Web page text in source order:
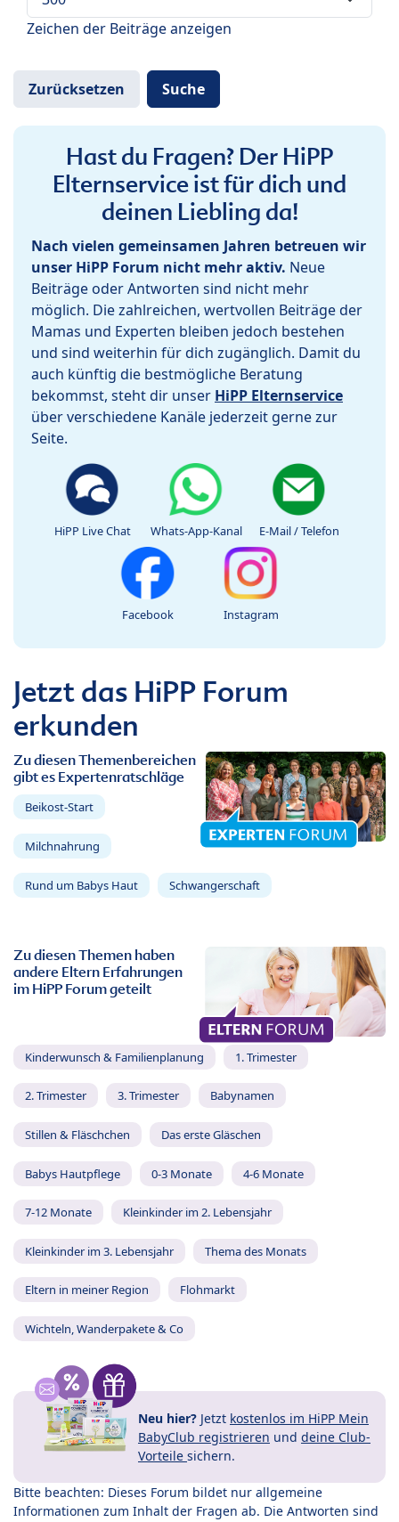
Zeichen der Beiträge anzeigen
Hast du Fragen? Der HiPP
Elternservice ist für dich und
deinen Liebling da!
Nach vielen gemeinsamen Jahren betreuen wir
unser HiPP Forum nicht mehr aktiv. Neue
Beiträge oder Antworten sind nicht mehr
möglich. Die zahlreichen, wertvollen Beiträge der
Mamas und Experten bleiben jedoch bestehen
und sind weiterhin für dich zugänglich. Damit du
auch künftig die bestmögliche Beratung
bekommst, steht dir unser HiPP Elternservice
über verschiedene Kanäle jederzeit gerne zur
Seite.
HiPP Live Chat Whats-App-Kanal E-Mail / Telefon
Facebook Instagram
Jetzt das HiPP Forum
erkunden
Zu diesen Themenbereichen
gibt es Expertenratschläge
Beikost-Start
Milchnahrung
Rund um Babys Haut Schwangerschaft
Zu diesen Themen haben
andere Eltern Erfahrungen
im HiPP Forum geteilt
Kinderwunsch & Familienplanung 1. Trimester
2. Trimester 3. Trimester Babynamen
Stillen & Fläschchen Das erste Gläschen
Babys Hautpflege 0-3 Monate 4-6 Monate
7-12 Monate Kleinkinder im 2. Lebensjahr
Kleinkinder im 3. Lebensjahr Thema des Monats
Eltern in meiner Region Flohmarkt
Wichteln, Wanderpakete & Co
Neu hier? Jetzt kostenlos im HiPP Mein
BabyClub registrieren und deine Club-
Vorteile sichern.
Bitte beachten: Dieses Forum bildet nur allgemeine
Informationen zum Inhalt der Fragen ab. Die Antworten sind